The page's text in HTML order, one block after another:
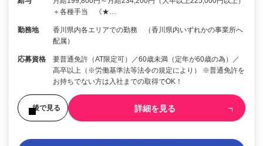
＋各種手当 《★…
勤務地
香川県内各エリアでの勤務 （香川県内いずれかの事業所へ
配属）
応募資格
要普通免許（AT限定可）／60歳未満（定年が60歳の為）／
高卒以上（※労働基準法等法令の規定により） ※普通免許を
お持ちでない方は入社までの取得でOK！
後で見る 詳細を見る